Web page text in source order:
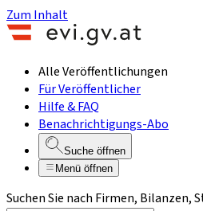
Zum Inhalt
Alle Veröffentlichungen
Für Veröffentlicher
Hilfe & FAQ
Benachrichtigungs-Abo
Suche öffnen
Menü öffnen
Suchen Sie nach Firmen,